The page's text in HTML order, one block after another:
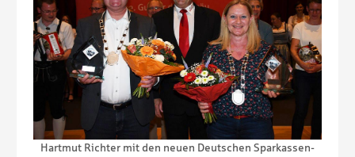
Hartmut Richter mit den neuen Deutschen Sparkassen-